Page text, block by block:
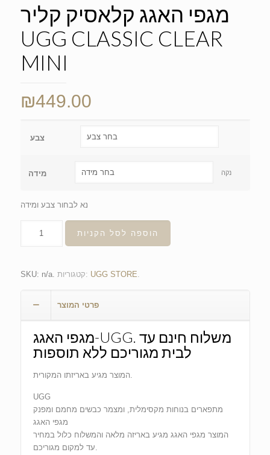
מגפי האגג קלאסיק קליר
UGG CLASSIC CLEAR
MINI
₪449.00
צבע
מידה נקה
נא לבחור צבע ומידה
הוספה לסל הקניות
SKU: n/a. קטגוריות: UGG STORE
פרטי המוצר
מגפי האגג-UGG. משלוח חינם עד
לבית מגוריכם ללא תוספות
המוצר מגיע באריזתו המקורית.
UGG
מתפארים בנוחות מקסימלית, ומצמר כבשים מחמם ומפנק
מגפי האגג
המוצר מגפי האגג מגיע באריזה מלאה והמשלוח כלול במחיר